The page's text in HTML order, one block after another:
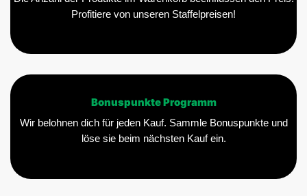
Profitiere von unseren Staffelpreisen!
Bonuspunkte Programm
Wir belohnen dich für jeden Kauf. Sammle Bonuspunkte und
löse sie beim nächsten Kauf ein.